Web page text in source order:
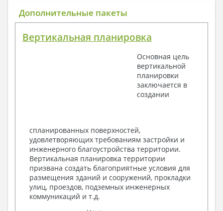
Общие данные по проекту
План координационных осей
Поэтажные маркировочные планы с
Разрезы и состав конструкций
Фасады с ведомостью внешних отделок
Элементы проемов – спецификация
Ведомость перемычек – сечения и
Архитектурные узлы в конструкциях
2. Конструктивный раздел:
Общие данные по проекту
Схемы расположения и расчеты фундаментов
Элементы каркаса – схемы расположения
Схема расположения перекрытий
Опоры перекрытия на стены или Узлы
Дополнительные пакеты
Вертикальная планировка
Основная цель
вертикальной
планировки
заключается в
создании
спланированных поверхностей,
удовлетворяющих требованиям застройки и
инженерного благоустройства территории.
Вертикальная планировка территории
призвана создать благоприятные условия для
размещения зданий и сооружений, прокладки
улиц, проездов, подземных инженерных
коммуникаций и т.д.